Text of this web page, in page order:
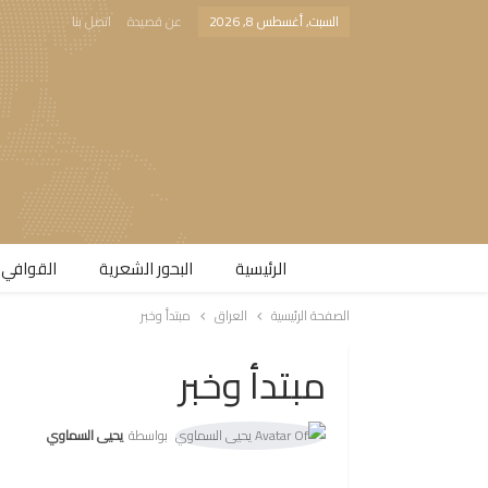
السبت, أغسطس 8, 2026 عن قصيدة اتصل بنا
الرئيسية البحور الشعرية​
الصفحة الرئيسية العراق مبتدأ وخبر
مبتدأ وخبر
بواسطة يحيى السماوي